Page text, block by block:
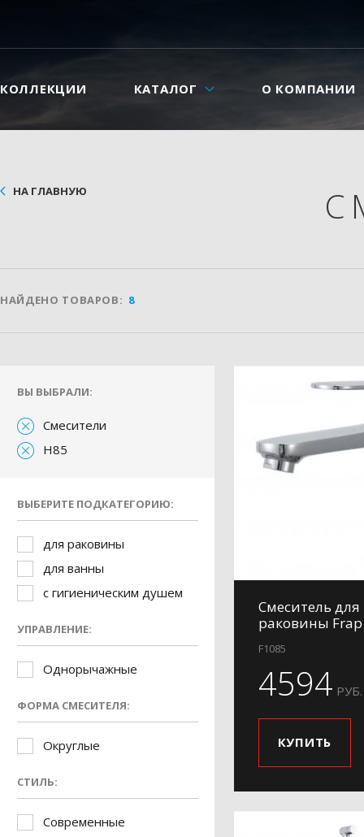
КОЛЛЕКЦИИ КАТАЛОГ О КОМПАНИИ
НА ГЛАВНУЮ
НАЙДЕНО ТОВАРОВ: 8
ВЫ ВЫБРАЛИ:
Смесители
H85
ВЫБЕРИТЕ ПОДКАТЕГОРИЮ:
для раковины
для ванны
с гигиеническим душем
УПРАВЛЕНИЕ:
Однорычажные
ФОРМА СМЕСИТЕЛЯ:
Округлые
СТИЛЬ:
Современные
Смеситель для
раковины Frap
F1085
4594 РУБ.
КУПИТЬ